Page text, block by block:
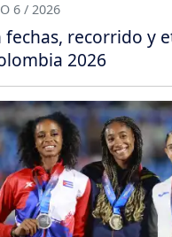
6 / 2026
recorrido y
2026